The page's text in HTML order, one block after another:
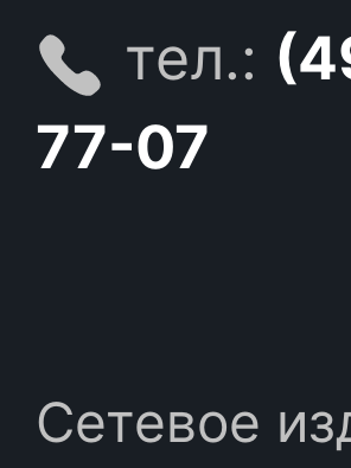
тел.:
77-07
Сетевое